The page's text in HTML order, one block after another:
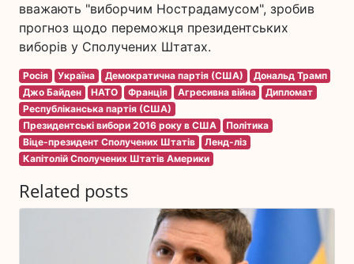
вважають "виборчим Нострадамусом", зробив
прогноз щодо переможця президентських
виборів у Сполучених Штатах.
Росія Україна Демократична партія (США)
Дональд Трамп
Джо Байден
НАТО Франція Агресивна війна
Дипломат
Республіканська партія (США)
Президентські вибори 2016 року в США
Політика
Віце-президент Сполучених Штатів
Ленд-ліз
Капітолій Сполучених Штатів Америки
Related posts